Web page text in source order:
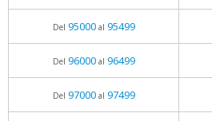
Del 95000al 95499
Del 96000al 96499
Del 97000al 97499